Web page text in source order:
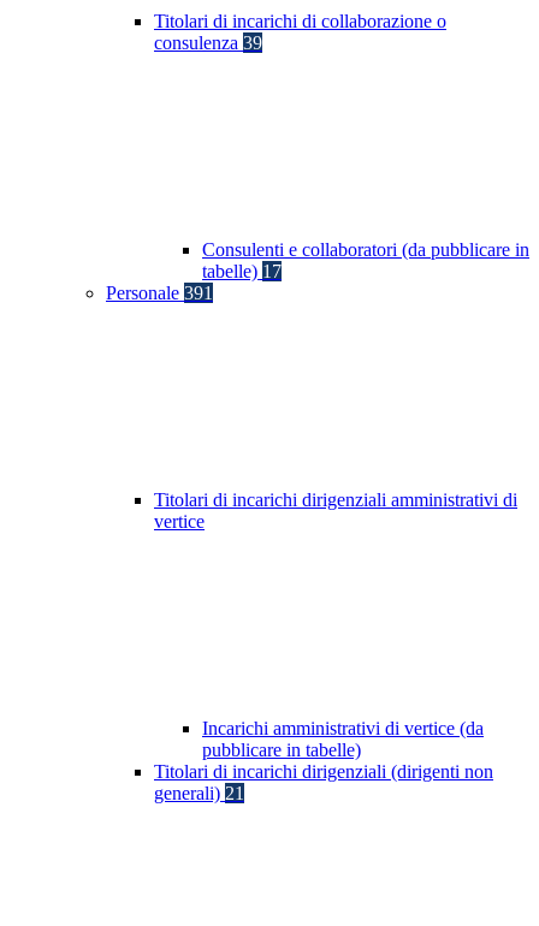
Titolari di incarichi di collaborazione o
consulenza 39
Consulenti e collaboratori (da pubblicare in
tabelle) 17
Personale 391
Titolari di incarichi dirigenziali amministrativi di
vertice
Incarichi amministrativi di vertice (da
pubblicare in tabelle)
Titolari di incarichi dirigenziali (dirigenti non
generali) 21